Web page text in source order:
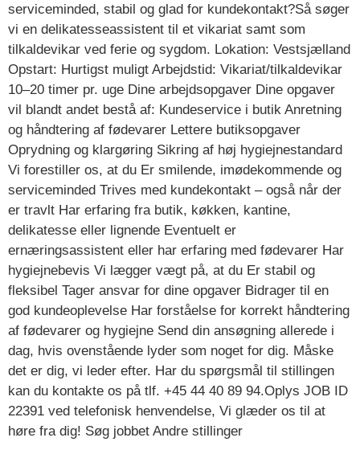
serviceminded, stabil og glad for kundekontakt?Så søger
vi en delikatesseassistent til et vikariat samt som
tilkaldevikar ved ferie og sygdom. Lokation: Vestsjælland
Opstart: Hurtigst muligt Arbejdstid: Vikariat/tilkaldevikar
10–20 timer pr. uge Dine arbejdsopgaver Dine opgaver
vil blandt andet bestå af: Kundeservice i butik Anretning
og håndtering af fødevarer Lettere butiksopgaver
Oprydning og klargøring Sikring af høj hygiejnestandard
Vi forestiller os, at du Er smilende, imødekommende og
serviceminded Trives med kundekontakt – også når der
er travlt Har erfaring fra butik, køkken, kantine,
delikatesse eller lignende Eventuelt er
ernæringsassistent eller har erfaring med fødevarer Har
hygiejnebevis Vi lægger vægt på, at du Er stabil og
fleksibel Tager ansvar for dine opgaver Bidrager til en
god kundeoplevelse Har forståelse for korrekt håndtering
af fødevarer og hygiejne Send din ansøgning allerede i
dag, hvis ovenstående lyder som noget for dig. Måske
det er dig, vi leder efter. Har du spørgsmål til stillingen
kan du kontakte os på tlf. +45 44 40 89 94.Oplys JOB ID
22391 ved telefonisk henvendelse, Vi glæder os til at
høre fra dig! Søg jobbet Andre stillinger